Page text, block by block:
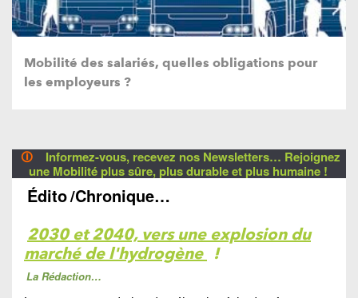
Mobilité des salariés, quelles obligations pour
les employeurs ?
🛈
Informez-vous, recevez nos Newsletters… Rejoignez
une Mobilité plus sûre, plus durable et plus humaine !
Édito/Chronique…
2030 et 2040, vers une explosion du
marché de l'hydrogène !
La Rédaction…